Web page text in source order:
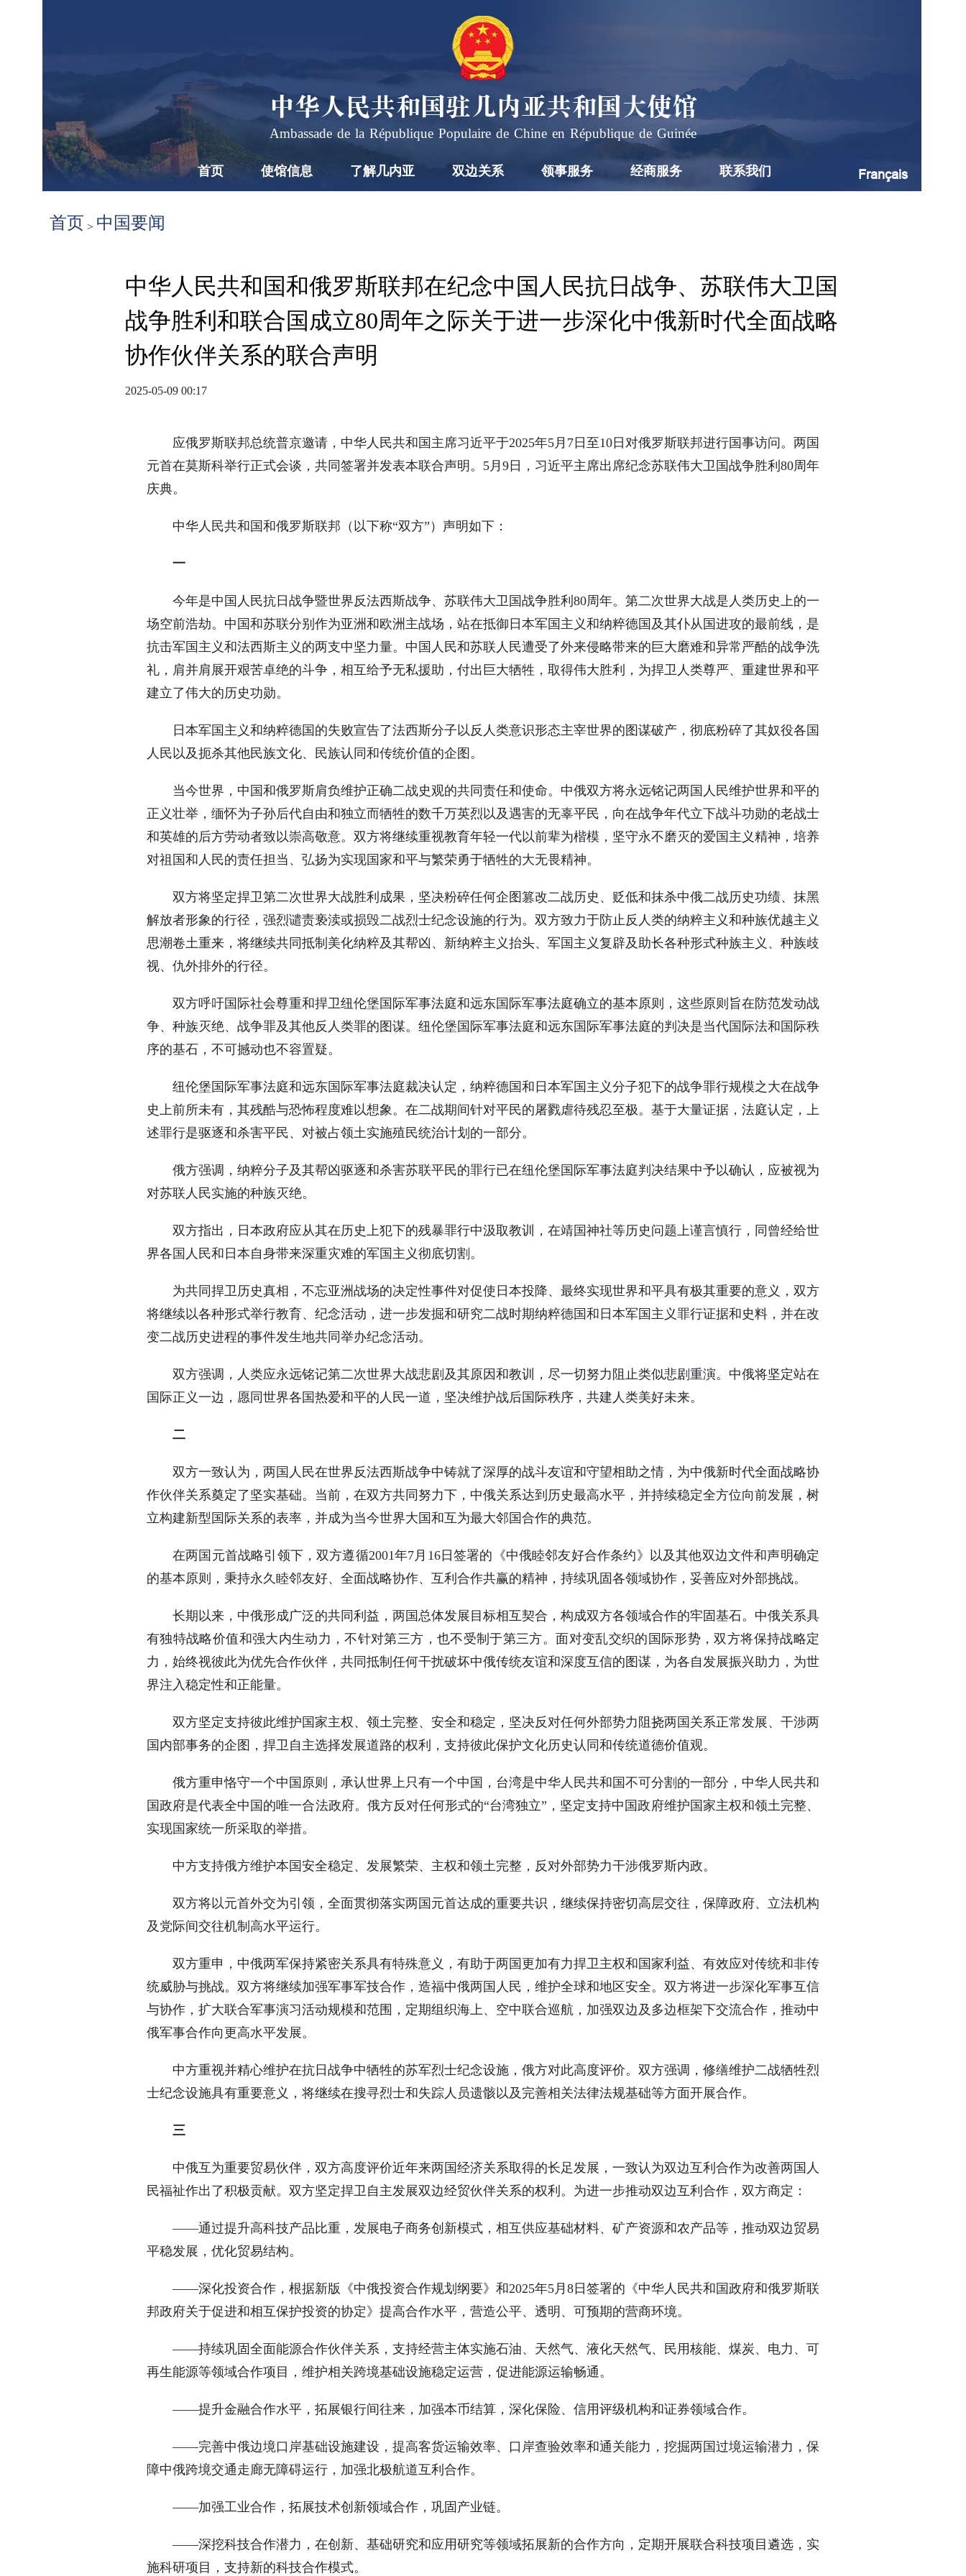
中华人民共和国驻几内亚共和国大使馆
Ambassade de la République Populaire de Chine en République de Guinée
首页 使馆信息 了解几内亚 双边关系 领事服务 经商服务 联系我们 Français
首页 > 中国要闻
中华人民共和国和俄罗斯联邦在纪念中国人民抗日战争、苏联伟大卫国
战争胜利和联合国成立80周年之际关于进一步深化中俄新时代全面战略
协作伙伴关系的联合声明
2025-05-09 00:17
应俄罗斯联邦总统普京邀请，中华人民共和国主席习近平于2025年5月7日至10日对俄罗斯联邦进行国事访问。两国
元首在莫斯科举行正式会谈，共同签署并发表本联合声明。5月9日，习近平主席出席纪念苏联伟大卫国战争胜利80周年
庆典。
中华人民共和国和俄罗斯联邦（以下称“双方”）声明如下：
一
今年是中国人民抗日战争暨世界反法西斯战争、苏联伟大卫国战争胜利80周年。第二次世界大战是人类历史上的一
场空前浩劫。中国和苏联分别作为亚洲和欧洲主战场，站在抵御日本军国主义和纳粹德国及其仆从国进攻的最前线，是
抗击军国主义和法西斯主义的两支中坚力量。中国人民和苏联人民遭受了外来侵略带来的巨大磨难和异常严酷的战争洗
礼，肩并肩展开艰苦卓绝的斗争，相互给予无私援助，付出巨大牺牲，取得伟大胜利，为捍卫人类尊严、重建世界和平
建立了伟大的历史功勋。
日本军国主义和纳粹德国的失败宣告了法西斯分子以反人类意识形态主宰世界的图谋破产，彻底粉碎了其奴役各国
人民以及扼杀其他民族文化、民族认同和传统价值的企图。
当今世界，中国和俄罗斯肩负维护正确二战史观的共同责任和使命。中俄双方将永远铭记两国人民维护世界和平的
正义壮举，缅怀为子孙后代自由和独立而牺牲的数千万英烈以及遇害的无辜平民，向在战争年代立下战斗功勋的老战士
和英雄的后方劳动者致以崇高敬意。双方将继续重视教育年轻一代以前辈为楷模，坚守永不磨灭的爱国主义精神，培养
对祖国和人民的责任担当、弘扬为实现国家和平与繁荣勇于牺牲的大无畏精神。
双方将坚定捍卫第二次世界大战胜利成果，坚决粉碎任何企图篡改二战历史、贬低和抹杀中俄二战历史功绩、抹黑
解放者形象的行径，强烈谴责亵渎或损毁二战烈士纪念设施的行为。双方致力于防止反人类的纳粹主义和种族优越主义
思潮卷土重来，将继续共同抵制美化纳粹及其帮凶、新纳粹主义抬头、军国主义复辟及助长各种形式种族主义、种族歧
视、仇外排外的行径。
双方呼吁国际社会尊重和捍卫纽伦堡国际军事法庭和远东国际军事法庭确立的基本原则，这些原则旨在防范发动战
争、种族灭绝、战争罪及其他反人类罪的图谋。纽伦堡国际军事法庭和远东国际军事法庭的判决是当代国际法和国际秩
序的基石，不可撼动也不容置疑。
纽伦堡国际军事法庭和远东国际军事法庭裁决认定，纳粹德国和日本军国主义分子犯下的战争罪行规模之大在战争
史上前所未有，其残酷与恐怖程度难以想象。在二战期间针对平民的屠戮虐待残忍至极。基于大量证据，法庭认定，上
述罪行是驱逐和杀害平民、对被占领土实施殖民统治计划的一部分。
俄方强调，纳粹分子及其帮凶驱逐和杀害苏联平民的罪行已在纽伦堡国际军事法庭判决结果中予以确认，应被视为
对苏联人民实施的种族灭绝。
双方指出，日本政府应从其在历史上犯下的残暴罪行中汲取教训，在靖国神社等历史问题上谨言慎行，同曾经给世
界各国人民和日本自身带来深重灾难的军国主义彻底切割。
为共同捍卫历史真相，不忘亚洲战场的决定性事件对促使日本投降、最终实现世界和平具有极其重要的意义，双方
将继续以各种形式举行教育、纪念活动，进一步发掘和研究二战时期纳粹德国和日本军国主义罪行证据和史料，并在改
变二战历史进程的事件发生地共同举办纪念活动。
双方强调，人类应永远铭记第二次世界大战悲剧及其原因和教训，尽一切努力阻止类似悲剧重演。中俄将坚定站在
国际正义一边，愿同世界各国热爱和平的人民一道，坚决维护战后国际秩序，共建人类美好未来。
二
双方一致认为，两国人民在世界反法西斯战争中铸就了深厚的战斗友谊和守望相助之情，为中俄新时代全面战略协
作伙伴关系奠定了坚实基础。当前，在双方共同努力下，中俄关系达到历史最高水平，并持续稳定全方位向前发展，树
立构建新型国际关系的表率，并成为当今世界大国和互为最大邻国合作的典范。
在两国元首战略引领下，双方遵循2001年7月16日签署的《中俄睦邻友好合作条约》以及其他双边文件和声明确定
的基本原则，秉持永久睦邻友好、全面战略协作、互利合作共赢的精神，持续巩固各领域协作，妥善应对外部挑战。
长期以来，中俄形成广泛的共同利益，两国总体发展目标相互契合，构成双方各领域合作的牢固基石。中俄关系具
有独特战略价值和强大内生动力，不针对第三方，也不受制于第三方。面对变乱交织的国际形势，双方将保持战略定
力，始终视彼此为优先合作伙伴，共同抵制任何干扰破坏中俄传统友谊和深度互信的图谋，为各自发展振兴助力，为世
界注入稳定性和正能量。
双方坚定支持彼此维护国家主权、领土完整、安全和稳定，坚决反对任何外部势力阻挠两国关系正常发展、干涉两
国内部事务的企图，捍卫自主选择发展道路的权利，支持彼此保护文化历史认同和传统道德价值观。
俄方重申恪守一个中国原则，承认世界上只有一个中国，台湾是中华人民共和国不可分割的一部分，中华人民共和
国政府是代表全中国的唯一合法政府。俄方反对任何形式的“台湾独立”，坚定支持中国政府维护国家主权和领土完整、
实现国家统一所采取的举措。
中方支持俄方维护本国安全稳定、发展繁荣、主权和领土完整，反对外部势力干涉俄罗斯内政。
双方将以元首外交为引领，全面贯彻落实两国元首达成的重要共识，继续保持密切高层交往，保障政府、立法机构
及党际间交往机制高水平运行。
双方重申，中俄两军保持紧密关系具有特殊意义，有助于两国更加有力捍卫主权和国家利益、有效应对传统和非传
统威胁与挑战。双方将继续加强军事军技合作，造福中俄两国人民，维护全球和地区安全。双方将进一步深化军事互信
与协作，扩大联合军事演习活动规模和范围，定期组织海上、空中联合巡航，加强双边及多边框架下交流合作，推动中
俄军事合作向更高水平发展。
中方重视并精心维护在抗日战争中牺牲的苏军烈士纪念设施，俄方对此高度评价。双方强调，修缮维护二战牺牲烈
士纪念设施具有重要意义，将继续在搜寻烈士和失踪人员遗骸以及完善相关法律法规基础等方面开展合作。
三
中俄互为重要贸易伙伴，双方高度评价近年来两国经济关系取得的长足发展，一致认为双边互利合作为改善两国人
民福祉作出了积极贡献。双方坚定捍卫自主发展双边经贸伙伴关系的权利。为进一步推动双边互利合作，双方商定：
——通过提升高科技产品比重，发展电子商务创新模式，相互供应基础材料、矿产资源和农产品等，推动双边贸易
平稳发展，优化贸易结构。
——深化投资合作，根据新版《中俄投资合作规划纲要》和2025年5月8日签署的《中华人民共和国政府和俄罗斯联
邦政府关于促进和相互保护投资的协定》提高合作水平，营造公平、透明、可预期的营商环境。
——持续巩固全面能源合作伙伴关系，支持经营主体实施石油、天然气、液化天然气、民用核能、煤炭、电力、可
再生能源等领域合作项目，维护相关跨境基础设施稳定运营，促进能源运输畅通。
——提升金融合作水平，拓展银行间往来，加强本币结算，深化保险、信用评级机构和证券领域合作。
——完善中俄边境口岸基础设施建设，提高客货运输效率、口岸查验效率和通关能力，挖掘两国过境运输潜力，保
障中俄跨境交通走廊无障碍运行，加强北极航道互利合作。
——加强工业合作，拓展技术创新领域合作，巩固产业链。
——深挖科技合作潜力，在创新、基础研究和应用研究等领域拓展新的合作方向，定期开展联合科技项目遴选，实
施科研项目，支持新的科技合作模式。